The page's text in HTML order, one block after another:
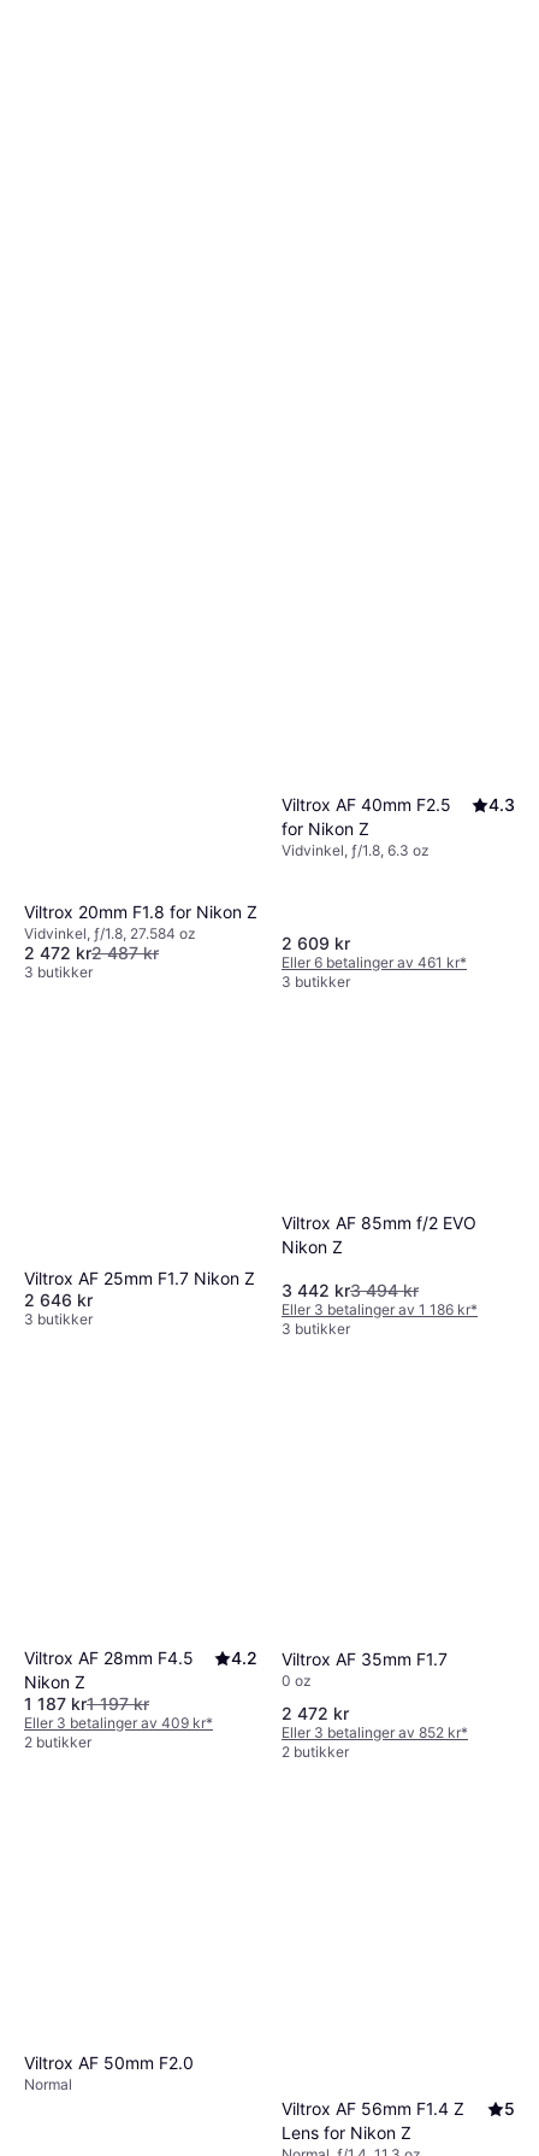
Viltrox 20mm F1.8 for Nikon Z
Vidvinkel, ƒ/1.8, 27.584 oz
2 472 kr2 487 kr
3 butikker
Viltrox AF 40mm F2.5
for Nikon Z
4.3
Vidvinkel, ƒ/1.8, 6.3 oz
2 609 kr
Eller 6 betalinger av 461 kr*
3 butikker
Viltrox AF 25mm F1.7 Nikon Z
2 646 kr
3 butikker
Viltrox AF 85mm f/2 EVO
Nikon Z
3 442 kr3 494 kr
Eller 3 betalinger av 1 186 kr*
3 butikker
Viltrox AF 28mm F4.5
Nikon Z
4.2
1 187 kr1 197 kr
Eller 3 betalinger av 409 kr*
2 butikker
Viltrox AF 35mm F1.7
0 oz
2 472 kr
Eller 3 betalinger av 852 kr*
2 butikker
Viltrox AF 50mm F2.0
Normal
Viltrox AF 56mm F1.4 Z
Lens for Nikon Z
5